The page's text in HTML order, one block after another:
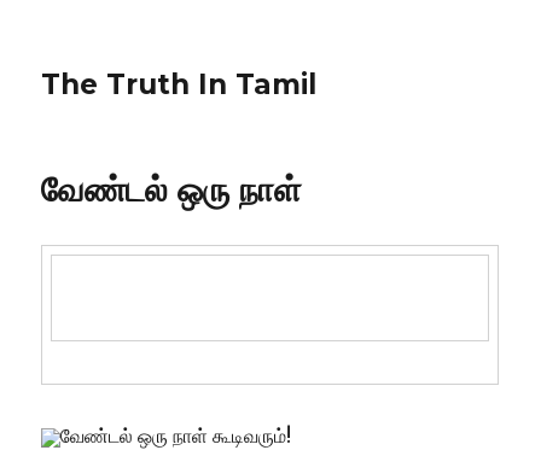
The Truth In Tamil
வேண்டல் ஒரு நாள்
வேண்டல் ஒரு நாள் கூடிவரும்!